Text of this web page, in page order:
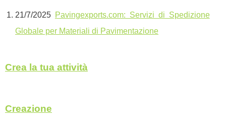
21/7/2025 Pavingexports.com: Servizi di Spedizione
Globale per Materiali di Pavimentazione
Crea la tua attività
Creazione